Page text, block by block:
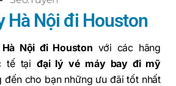
Hà Nội đi Houston
Nội đi Houston với các hãng
tế tại đại lý vé máy bay đi mỹ
cho bạn những ưu đãi tốt nhất